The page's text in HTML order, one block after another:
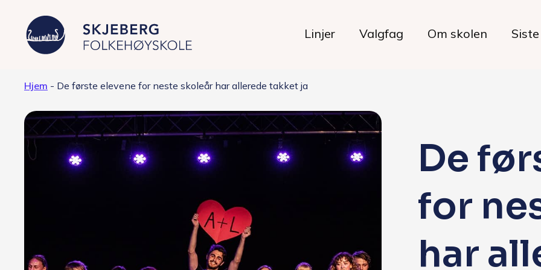
Linjer Valgfag Om skolen
Våre linjer
Filmproduksjon – Japan
Grafisk design – Japansk kultur
Musikkproduksjon – Artist &
Livet på skolen
Hjem - De første elevene for neste skoleår har allerede takket ja
De
for
har